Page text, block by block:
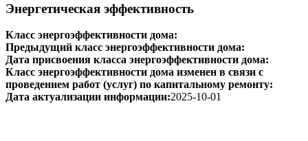
Энергетическая эффективность
Класс энергоэффективности дома:
Предыдущий класс энергоэффективности дома:
Дата присвоения класса энергоэффективности дома:
Класс энергоэффективности дома изменен в связи с
проведением работ (услуг) по капитальному ремонту:
Дата актуализации информации:2025-10-01